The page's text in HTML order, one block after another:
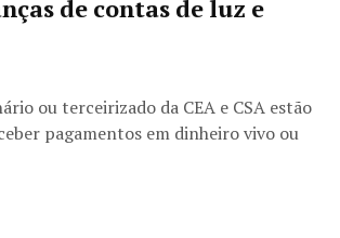
de contas de luz e
ou terceirizado da CEA e CSA estão
pagamentos em dinheiro vivo ou